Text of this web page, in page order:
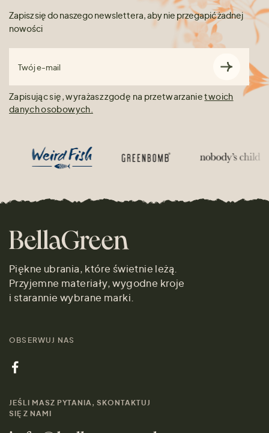
Zapisz się do naszego newslettera, aby nie przegapić żadnej
nowości
Twój e-mail
Zapisując się, wyrażasz zgodę na przetwarzanietwoich
danych osobowych.
Piękne ubrania, które świetnie leżą.
Przyjemne materiały, wygodne kroje
i starannie wybrane marki.
OBSERWUJ NAS
JEŚLI MASZ PYTANIA, SKONTAKTUJ
SIĘ Z NAMI